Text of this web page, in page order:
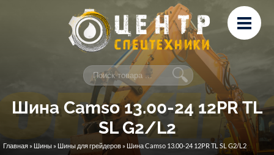
Перейти к основному содержанию
Лизинг
Сервис и ремонт
Контакты
Шина Camso 13.00-24 12PR TL
SL G2/L2
Вы здесь
Главная » Шины » Шины для грейдеров » Шина Camso 13.00-24 12PR TL SL G2/L2